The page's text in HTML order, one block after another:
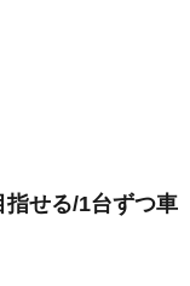
指せる/1台ずつ車